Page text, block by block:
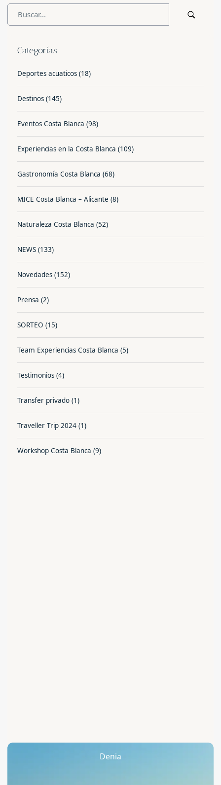
Categorías
Deportes acuaticos (18)
Destinos (145)
Eventos Costa Blanca (98)
Experiencias en la Costa Blanca (109)
Gastronomía Costa Blanca (68)
MICE Costa Blanca – Alicante (8)
Naturaleza Costa Blanca (52)
NEWS (133)
Novedades (152)
Prensa (2)
SORTEO (15)
Team Experiencias Costa Blanca (5)
Testimonios (4)
Transfer privado (1)
Traveller Trip 2024 (1)
Workshop Costa Blanca (9)
Denia